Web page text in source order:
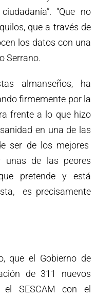
“Que no
que a través de
los datos con una
Serrano.
almanseños, ha
firmemente por la
frente a lo que hizo
en una de las
ser de los mejores
unas de las peores
pretende y está
es precisamente
que el Gobierno de
de 311 nuevos
el SESCAM con el